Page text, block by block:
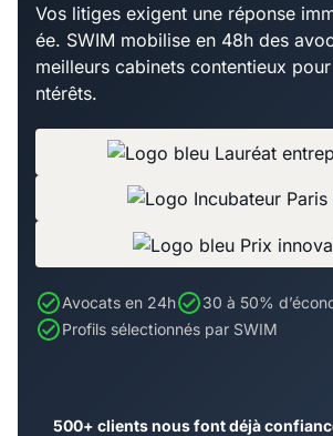
Vos litiges exigent une réponse
ée. SWIM mobilise en 48h des
meilleurs cabinets contentieux
ntérêts.
Avocats en 24h
30 à 50%
Profils sélectionnés par SWIM
500+ clients nous font déjà